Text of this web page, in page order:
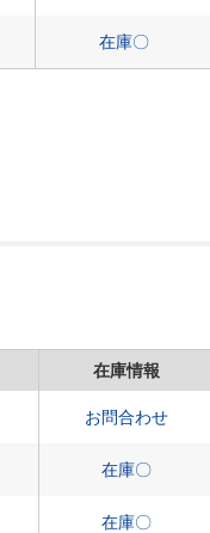
在庫〇
在庫情報
お問合わせ
在庫〇
在庫〇